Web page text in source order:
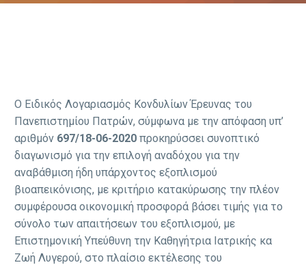
Ο Ειδικός Λογαριασμός Κονδυλίων Έρευνας του
Πανεπιστημίου Πατρών, σύμφωνα με την απόφαση υπ’
αριθμόν 697/18-06-2020 προκηρύσσει συνοπτικό
διαγωνισμό για την επιλογή αναδόχου για την
αναβάθμιση ήδη υπάρχοντος εξοπλισμού
βιοαπεικόνισης, με κριτήριο κατακύρωσης την πλέον
συμφέρουσα οικονομική προσφορά βάσει τιμής για το
σύνολο των απαιτήσεων του εξοπλισμού, με
Επιστημονική Υπεύθυνη την Καθηγήτρια Ιατρικής κα
Ζωή Λυγερού, στο πλαίσιο εκτέλεσης του